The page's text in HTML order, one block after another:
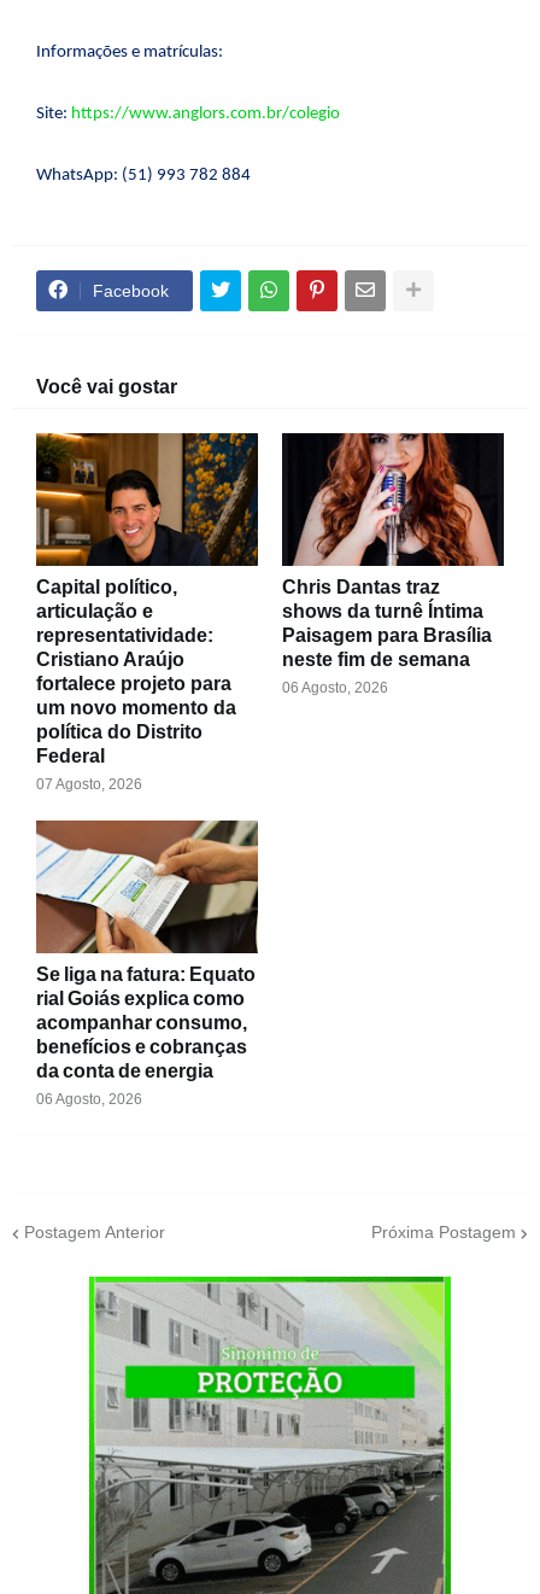
Informações e matrículas:
Site: https://www.anglors.com.br/colegio
WhatsApp: (51) 993 782 884
Facebook
Você vai gostar
Capital político,
articulação e
representatividade:
Cristiano Araújo
fortalece projeto para
um novo momento da
política do Distrito
Federal
07 Agosto, 2026
Chris Dantas traz
shows da turnê Íntima
Paisagem para Brasília
neste fim de semana
06 Agosto, 2026
Se liga na fatura: Equato
rial Goiás explica como
acompanhar consumo,
benefícios e cobranças
da conta de energia
06 Agosto, 2026
Postagem Anterior Próxima Postagem